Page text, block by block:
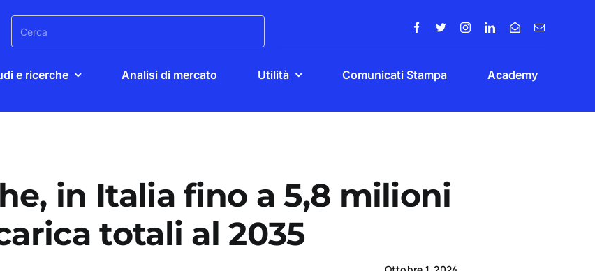
Search
for:
e ricerche Analisi di mercato Utilità Comunicati Stampa Academy
in Italia fino a 5,8 milioni
totali al 2035